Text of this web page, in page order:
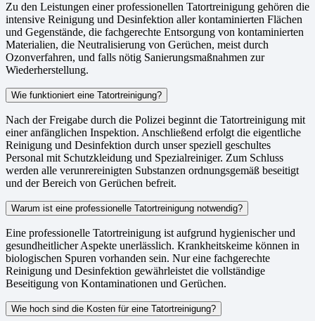
Zu den Leistungen einer professionellen Tatortreinigung gehören die
intensive Reinigung und Desinfektion aller kontaminierten Flächen
und Gegenstände, die fachgerechte Entsorgung von kontaminierten
Materialien, die Neutralisierung von Gerüchen, meist durch
Ozonverfahren, und falls nötig Sanierungsmaßnahmen zur
Wiederherstellung.
Wie funktioniert eine Tatortreinigung?
Nach der Freigabe durch die Polizei beginnt die Tatortreinigung mit
einer anfänglichen Inspektion. Anschließend erfolgt die eigentliche
Reinigung und Desinfektion durch unser speziell geschultes
Personal mit Schutzkleidung und Spezialreiniger. Zum Schluss
werden alle verunrereinigten Substanzen ordnungsgemäß beseitigt
und der Bereich von Gerüchen befreit.
Warum ist eine professionelle Tatortreinigung notwendig?
Eine professionelle Tatortreinigung ist aufgrund hygienischer und
gesundheitlicher Aspekte unerlässlich. Krankheitskeime können in
biologischen Spuren vorhanden sein. Nur eine fachgerechte
Reinigung und Desinfektion gewährleistet die vollständige
Beseitigung von Kontaminationen und Gerüchen.
Wie hoch sind die Kosten für eine Tatortreinigung?